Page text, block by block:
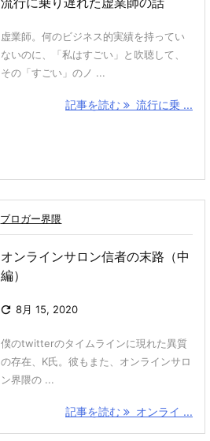
虚業師。何のビジネス的実績を持ってい
ないのに、「私はすごい」と吹聴して、
その「すごい」のノ ...
記事を読む 流行に乗 ...
ブロガー界隈
オンラインサロン信者の末路（中
編）
 8月 15, 2020
僕のtwitterのタイムラインに現れた異質
の存在、K氏。彼もまた、オンラインサロ
ン界隈の ...
記事を読む オンライ ...